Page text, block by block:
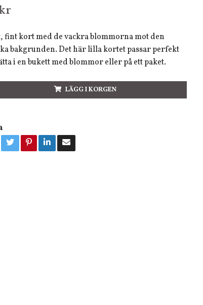
fint kort med de vackra blommorna mot den
bakgrunden. Det här lilla kortet passar perfekt
i en bukett med blommor eller på ett paket.
LÄGG I KORGEN